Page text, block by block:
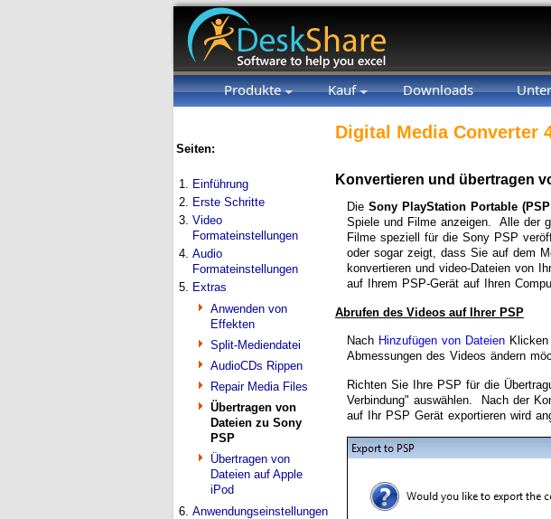
Produkte Kauf Downloads
Seiten:
1. Einführung
2. Erste Schritte
3. Video
Formateinstellungen
4. Audio
Formateinstellungen
5. Extras
Anwenden von
Effekten
Split-Mediendatei
AudioCDs Rippen
Repair Media Files
Übertragen von
Dateien zu Sony
PSP
Übertragen von
Dateien auf Apple
iPod
6. Anwendungseinstellungen
Digital Media Converter
Konvertieren und übertragen
Die Sony PlayStation Portable
Spiele und Filme anzeigen. Alle der
Filme speziell für die Sony PSP
oder sogar zeigt, dass Sie auf dem
konvertieren und video-Dateien von
auf Ihrem PSP-Gerät auf Ihren
Abrufen des Videos auf Ihrer PSP
Nach Hinzufügen von Dateien
Abmessungen des Videos ändern
Richten Sie Ihre PSP für die
Verbindung" auswählen. Nach der
auf Ihr PSP Gerät exportieren wird